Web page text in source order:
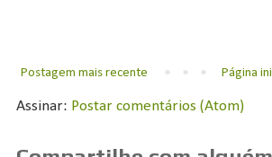
Postagem mais recente Página
Assinar: Postar comentários (Atom)